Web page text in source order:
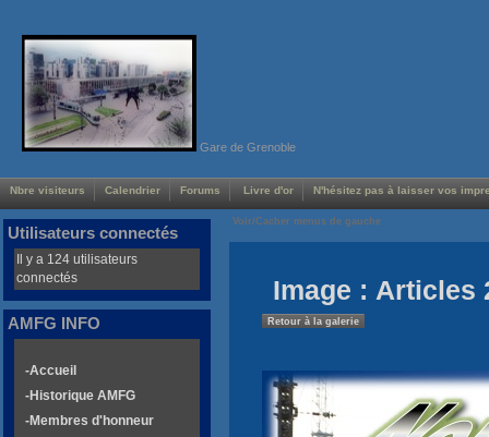
Gare de Grenoble
Nbre visiteurs Calendrier Forums Livre d'or N'hésitez pas à laisser vos
Voir/Cacher menus de gauche
Image : Articles
Retour à la galerie
Utilisateurs connectés
Il y a 124 utilisateurs
connectés
AMFG INFO
-Accueil
-Historique AMFG
-Membres d'honneur